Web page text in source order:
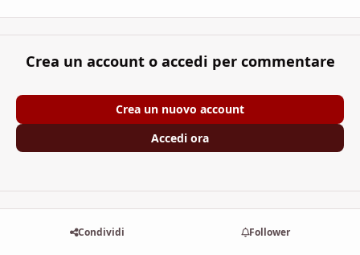
Crea un account o accedi per commentare
Crea un nuovo account
Accedi ora
Condividi Follower